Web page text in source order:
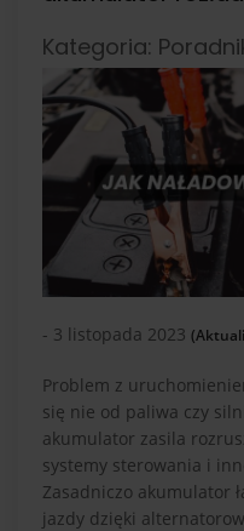
Kategoria:
- 3 listopada 2023
Problem z
się nie od paliwa czy
akumulator zasila
systemy sterowania i
Zasadniczo akumulator
jazdy dzięki